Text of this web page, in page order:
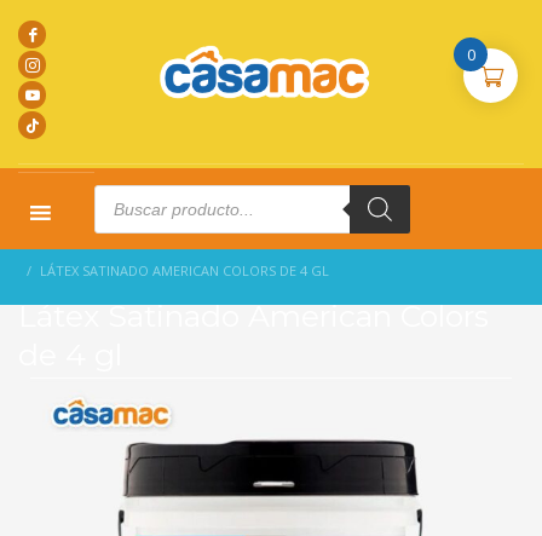
Products
search
LÁTEX SATINADO AMERICAN COLORS DE 4 GL
Látex Satinado American Colors
0